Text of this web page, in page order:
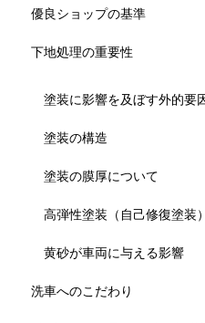
優良ショップの基準
下地処理の重要性
塗装に影響を及ぼす外的要
塗装の構造
塗装の膜厚について
高弾性塗装（自己修復塗装
黄砂が車両に与える影響
洗車へのこだわり